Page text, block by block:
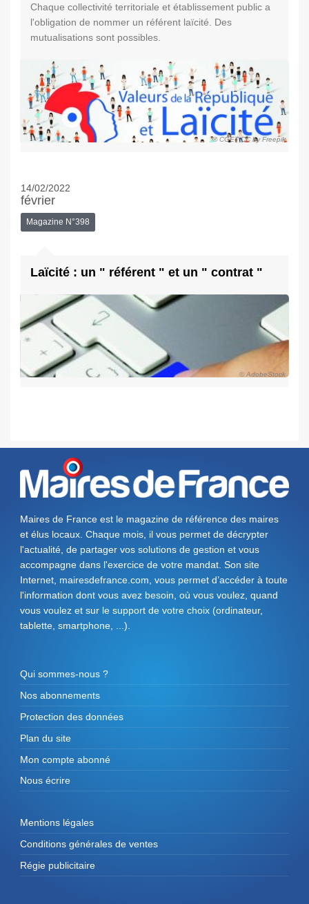
Chaque collectivité territoriale et établissement public a
l'obligation de nommer un référent laïcité. Des
mutualisations sont possibles.
© CGET CC by Freepik
14/02/2022
février
Magazine N°398
Laïcité : un " référent " et un " contrat "
© AdobeStock
Maires de France est le magazine de référence des maires
et élus locaux. Chaque mois, il vous permet de décrypter
l'actualité, de partager vos solutions de gestion et vous
accompagne dans l'exercice de votre mandat. Son site
Internet, mairesdefrance.com, vous permet d’accéder à toute
l'information dont vous avez besoin, où vous voulez, quand
vous voulez et sur le support de votre choix (ordinateur,
tablette, smartphone, ...).
Qui sommes-nous ?
Nos abonnements
Protection des données
Plan du site
Mon compte abonné
Nous écrire
Mentions légales
Conditions générales de ventes
Régie publicitaire